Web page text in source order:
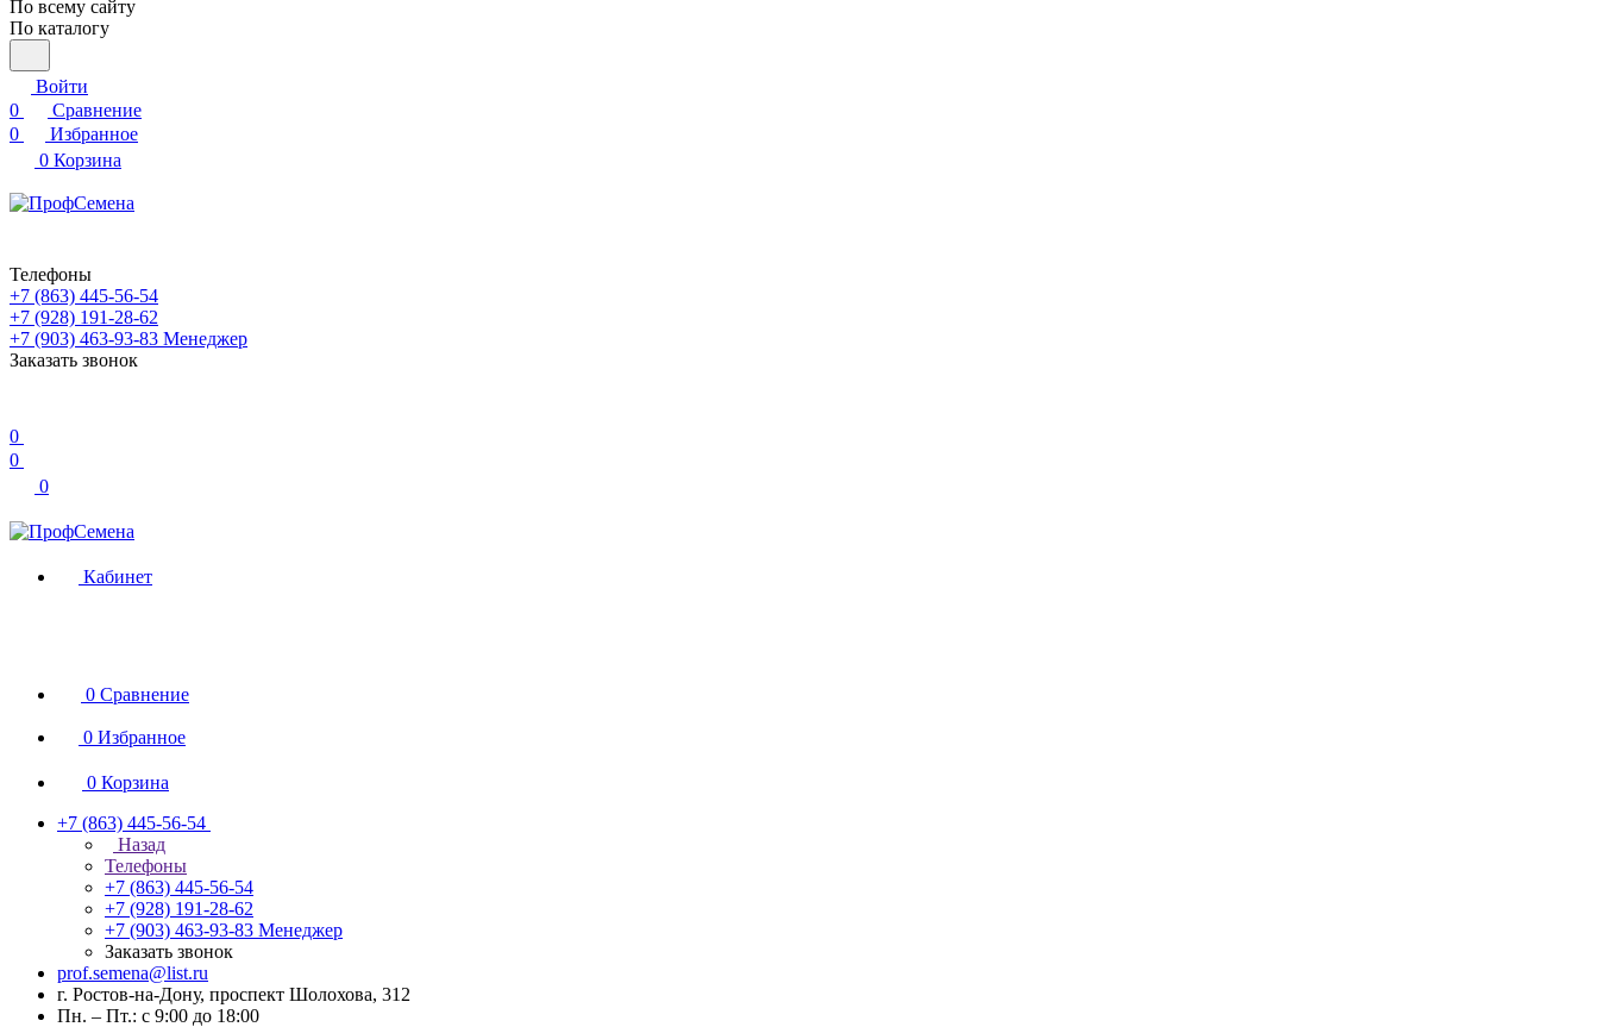
По всему сайту
По каталогу
Войти
0
Сравнение
0
Избранное
0 Корзина
Телефоны
+7 (863) 445-56-54
+7 (928) 191-28-62
+7 (903) 463-93-83 Менеджер
Заказать звонок
0
0
0
Кабинет
0 Сравнение
0 Избранное
0 Корзина
+7 (863) 445-56-54
Назад
Телефоны
+7 (863) 445-56-54
+7 (928) 191-28-62
+7 (903) 463-93-83 Менеджер
Заказать звонок
prof.semena@list.ru
г. Ростов-на-Дону, проспект Шолохова, 312
Пн. – Пт.: с 9:00 до 18:00